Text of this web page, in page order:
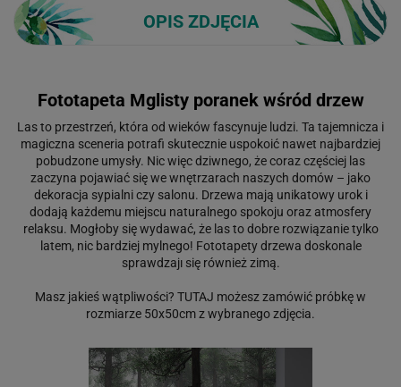
OPIS ZDJĘCIA
Fototapeta Mglisty poranek wśród drzew
Las to przestrzeń, która od wieków fascynuje ludzi. Ta tajemnicza i
magiczna sceneria potrafi skutecznie uspokoić nawet najbardziej
pobudzone umysły. Nic więc dziwnego, że coraz częściej las
zaczyna pojawiać się we wnętrzarach naszych domów – jako
dekoracja sypialni czy salonu. Drzewa mają unikatowy urok i
dodają każdemu miejscu naturalnego spokoju oraz atmosfery
relaksu. Mogłoby się wydawać, że las to dobre rozwiązanie tylko
latem, nic bardziej mylnego! Fototapety drzewa doskonale
sprawdzajı się również zimą.
Masz jakieś wątpliwości? TUTAJ możesz zamówić próbkę w
rozmiarze 50x50cm z wybranego zdjęcia.